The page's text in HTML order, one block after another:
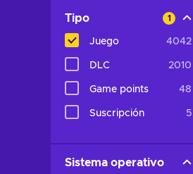
Tipo 1
Juego 4042
DLC 2010
Game points 48
Suscripción 5
Sistema operativo